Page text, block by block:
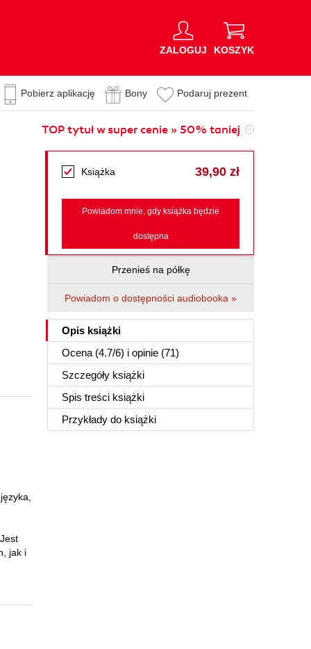
ZALOGUJ KOSZYK
Pobierz aplikację Bony Podaruj prezent
TOP tytuł w super cenie » 50% taniej
Książka 39,90 zł
Powiadom mnie, gdy książka będzie
dostępna
Przenieś na półkę
Powiadom o dostępności audiobooka »
Opis książki
Ocena (4.7/6) i opinie (71)
Szczegóły książki
Spis treści książki
Przykłady do książki
jak i